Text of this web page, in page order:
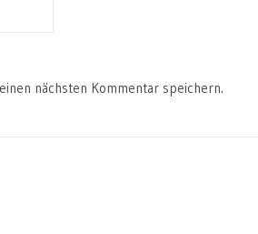
nächsten Kommentar speichern.